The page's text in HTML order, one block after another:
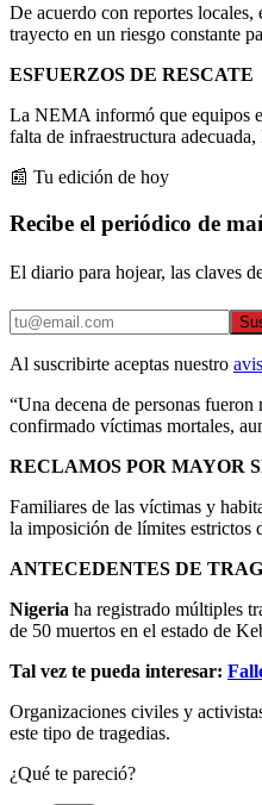
De acuerdo con reportes locales,
trayecto en un riesgo constante
ESFUERZOS DE RESCATE
La NEMA informó que equipos
falta de infraestructura
📰 Tu edición de hoy
Recibe el periódico de
El diario para hojear, las claves
Al suscribirte aceptas nuestro
“Una decena de personas
confirmado víctimas mortales,
RECLAMOS POR MAYOR
Familiares de las víctimas y
la imposición de límites estrictos
ANTECEDENTES DE
Nigeria ha registrado múltiples
de 50 muertos en el estado de
Tal vez te pueda interesar:
Organizaciones civiles y
este tipo de tragedias.
¿Qué te pareció?